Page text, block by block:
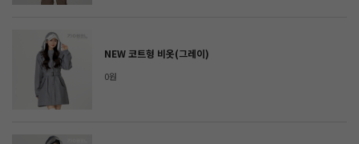
NEW 코트형 비옷(그레이)
0원